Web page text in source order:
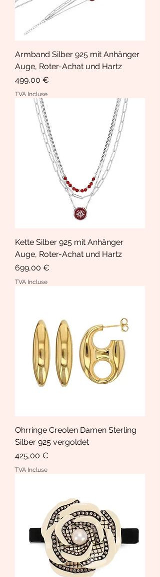
Armband Silber 925 mit Anhänger
Auge, Roter-Achat und Hartz
Prix
499,00 €
TVA Incluse
Kette Silber 925 mit Anhänger
Auge, Roter-Achat und Hartz
Prix
699,00 €
TVA Incluse
Ohrringe Creolen Damen Sterling
Silber 925 vergoldet
Prix
425,00 €
TVA Incluse